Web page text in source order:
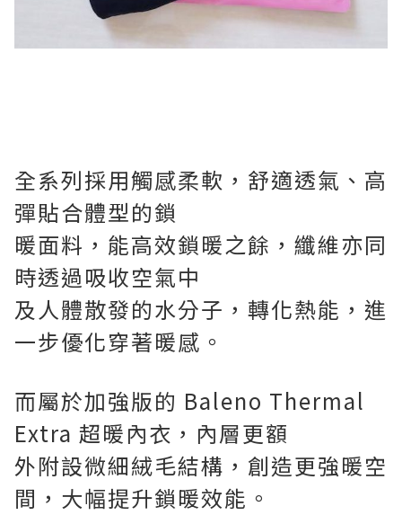
全系列採用觸感柔軟，舒適透氣、高
彈貼合體型的鎖
暖面料，能高效鎖暖之餘，纖維亦同
時透過吸收空氣中
及人體散發的水分子，轉化熱能，進
一步優化穿著暖感。
而屬於加強版的 Baleno Thermal
Extra 超暖內衣，內層更額
外附設微細絨毛結構，創造更強暖空
間，大幅提升鎖暖效能。